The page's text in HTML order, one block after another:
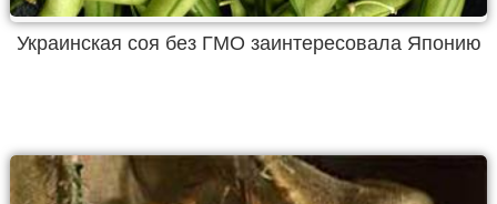
Украинская соя без ГМО заинтересовала Японию